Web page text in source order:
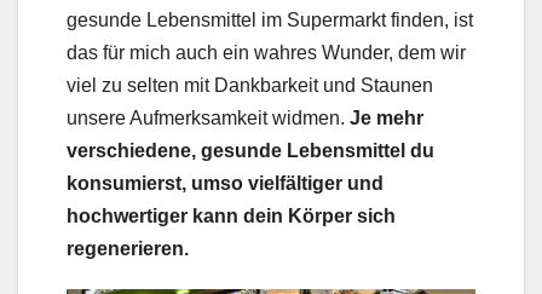
gesunde Lebensmittel im Supermarkt finden, ist
das für mich auch ein wahres Wunder, dem wir
viel zu selten mit Dankbarkeit und Staunen
unsere Aufmerksamkeit widmen. Je mehr
verschiedene, gesunde Lebensmittel du
konsumierst, umso vielfältiger und
hochwertiger kann dein Körper sich
regenerieren.